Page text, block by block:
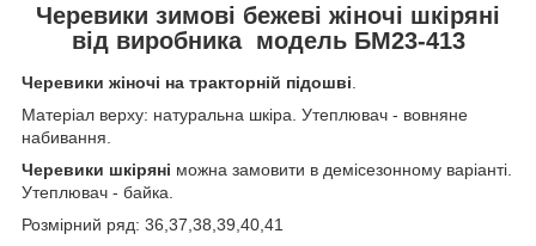
Черевики зимові бежеві жіночі шкіряні
від виробника модель БМ23-413
Черевики жіночі на тракторній підошві.
Матеріал верху: натуральна шкіра. Утеплювач - вовняне
набивання.
Черевики шкіряні можна замовити в демісезонному варіанті.
Утеплювач - байка.
Розмірний ряд: 36,37,38,39,40,41